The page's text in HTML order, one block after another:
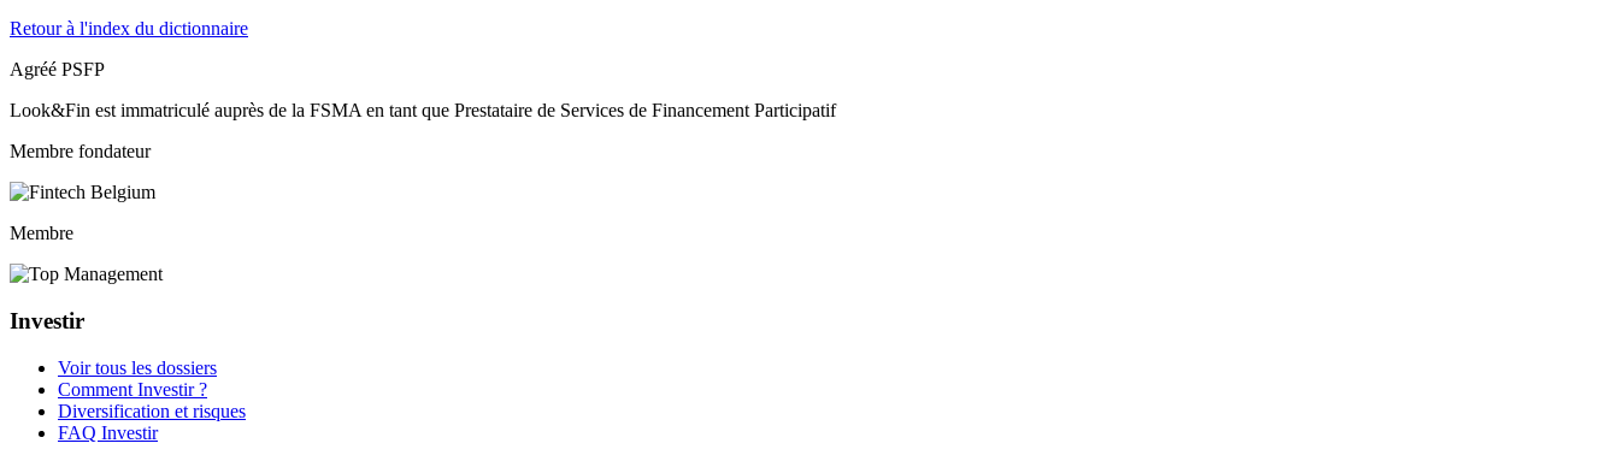
Retour à l'index du dictionnaire
Agréé PSFP
Look&Fin est immatriculé auprès de la FSMA en tant que Prestataire de Services de Financement Participatif
Membre fondateur
Membre
Investir
Voir tous les dossiers
Comment Investir ?
Diversification et risques
FAQ Investir